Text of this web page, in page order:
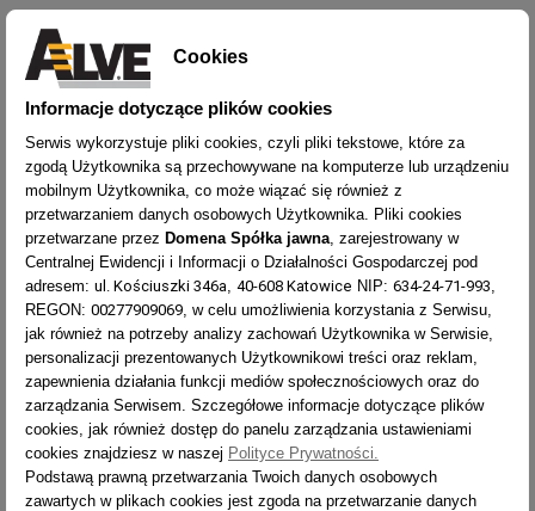
2022-03-09
Marzena Tamioła
Bardzo dobry produkt ,taki był mi potrzebny,szybka
realizacja zamówienia,wszystko ok.
5
2022-03-09
Piotr Dec
Towar b.dobry - takiego sie spodziewałem. Bardzo
szybka wysyłka. Będę polecał te firmę znajomym.
Cookies
Informacje dotyczące plików cookies
Serwis wykorzystuje pliki cookies, czyli pliki tekstowe, które za
zgodą Użytkownika są przechowywane na komputerze lub urządzeniu
mobilnym Użytkownika, co może wiązać się również z
przetwarzaniem danych osobowych Użytkownika. Pliki cookies
przetwarzane przez Domena Spółka jawna , zarejestrowany w
Centralnej Ewidencji i Informacji o Działalności Gospodarczej pod
adresem: ul. Kościuszki 346a 40-608 Katowice NIP: 634-24-71-993
REGON: 00277909069 , w celu umożliwienia korzystania z Serwisu,
jak również na potrzeby analizy zachowań Użytkownika w Serwisie,
personalizacji prezentowanych Użytkownikowi treści oraz reklam,
zapewnienia działania funkcji mediów społecznościowych oraz do
zarządzania Serwisem. Szczegółowe informacje dotyczące plików
cookies, jak również dostęp do panelu zarządzania ustawieniami
cookies znajdziesz w naszej Polityce Prywatności.
Podstawą prawną przetwarzania Twoich danych osobowych
zawartych w plikach cookies jest zgoda na przetwarzanie danych